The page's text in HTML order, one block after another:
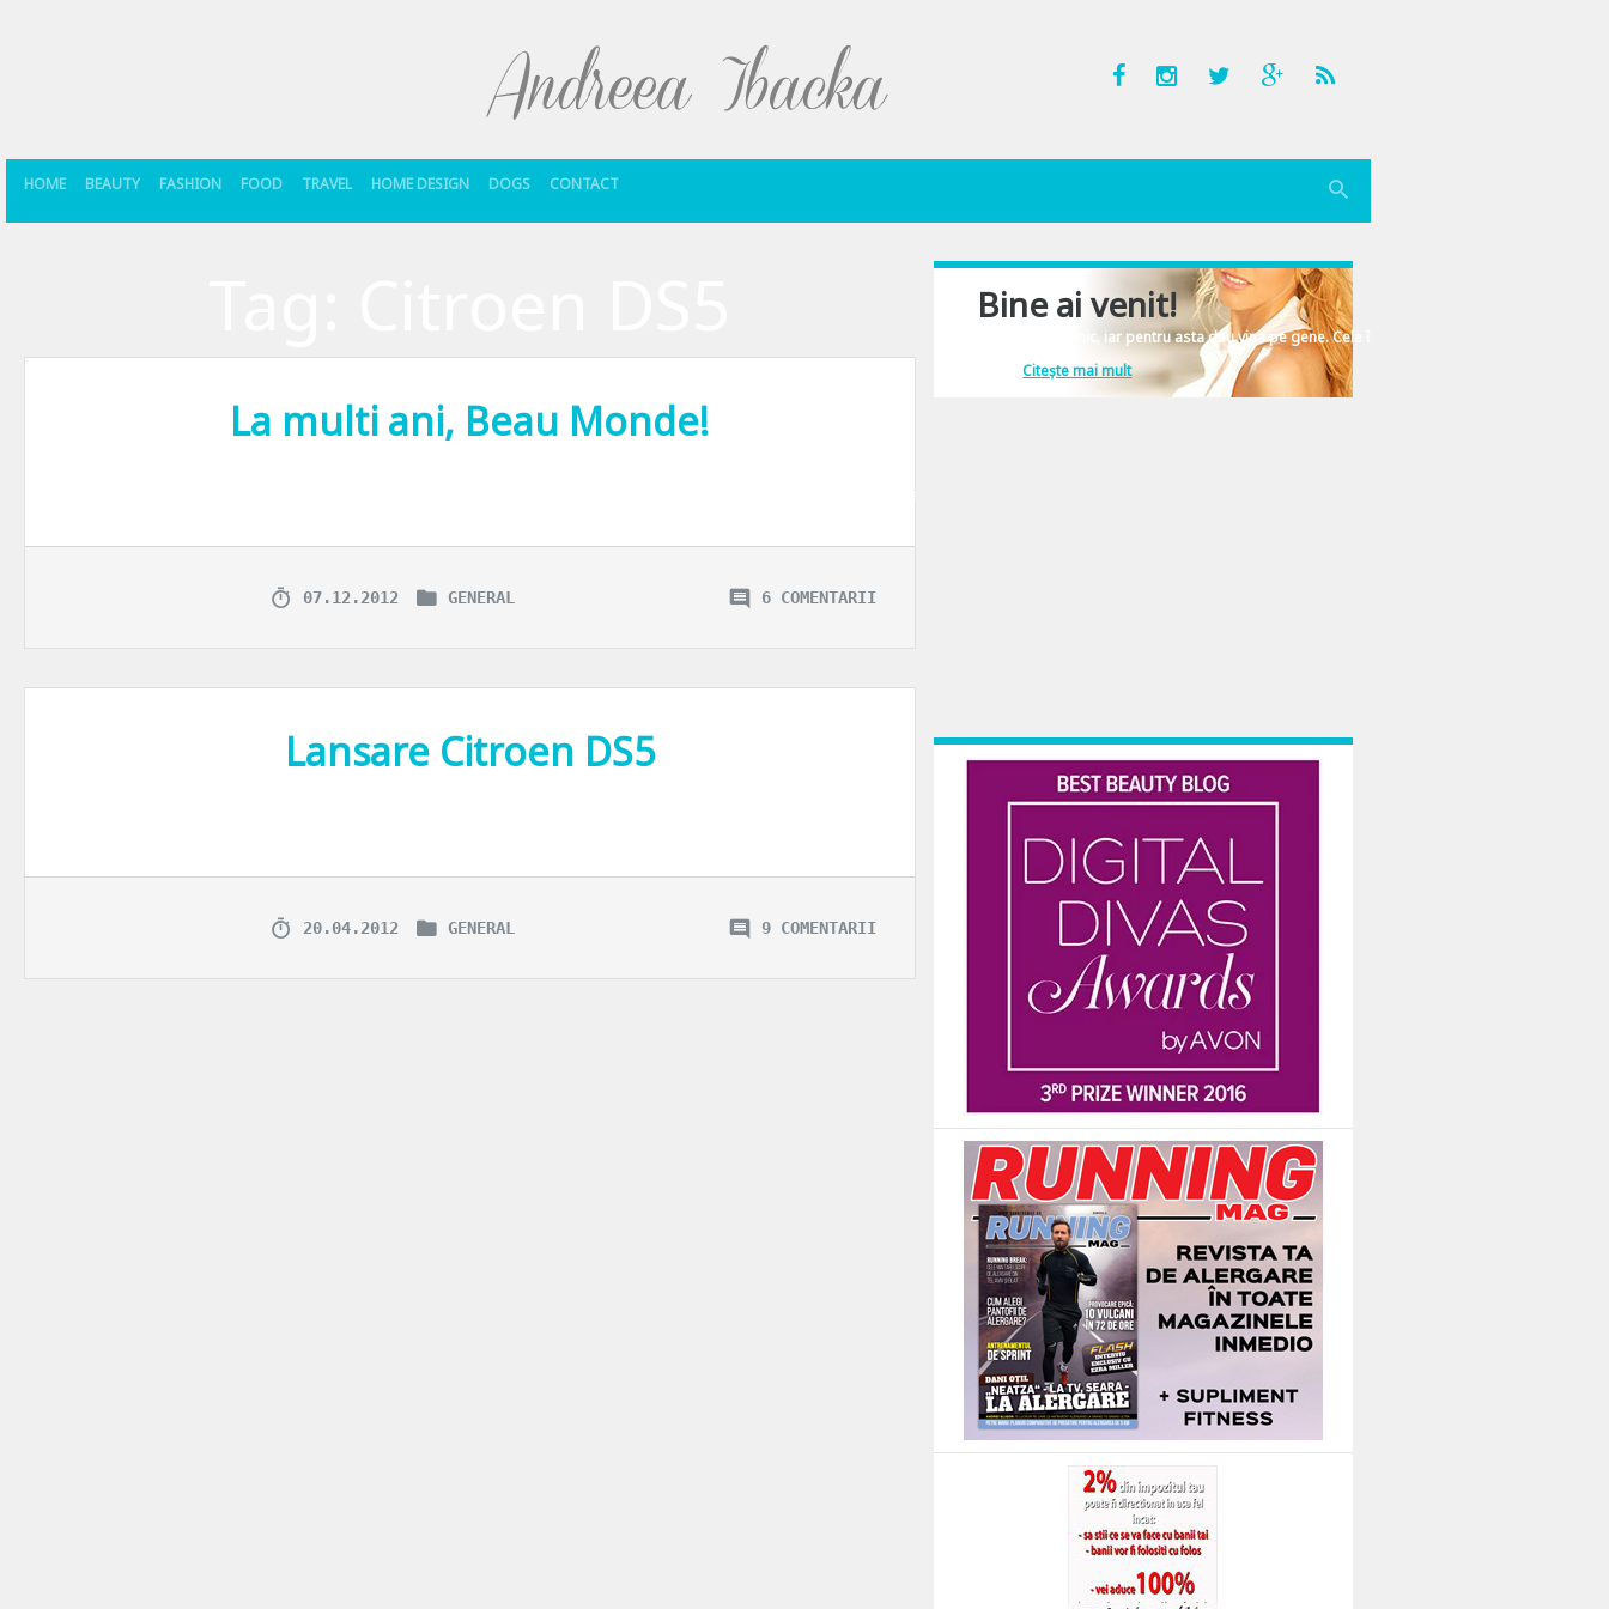
HOME BEAUTY FASHION FOOD TRAVEL HOME DESIGN DOGS CONTACT
La multi ani, Beau Monde!
Marti seara am sarbatorit alaturi de Beau Monde 11 ani de la lansarea pe piata. 11 ani de lifestyle adevarat. Cu mii de materiale despre moda, frumusete si ingrijire, cumparaturi, vacante exotice, localuri cu eticheta. Iar
07.12.2012 GENERAL 6 COMENTARII
Lansare Citroen DS5
20.04.2012 GENERAL 9 COMENTARII
Bine ai venit!
Îmi place să comunic, iar pentru asta dau vina pe gene. Cele înscrise în ADN-ul femeiesc.
Citește mai mult